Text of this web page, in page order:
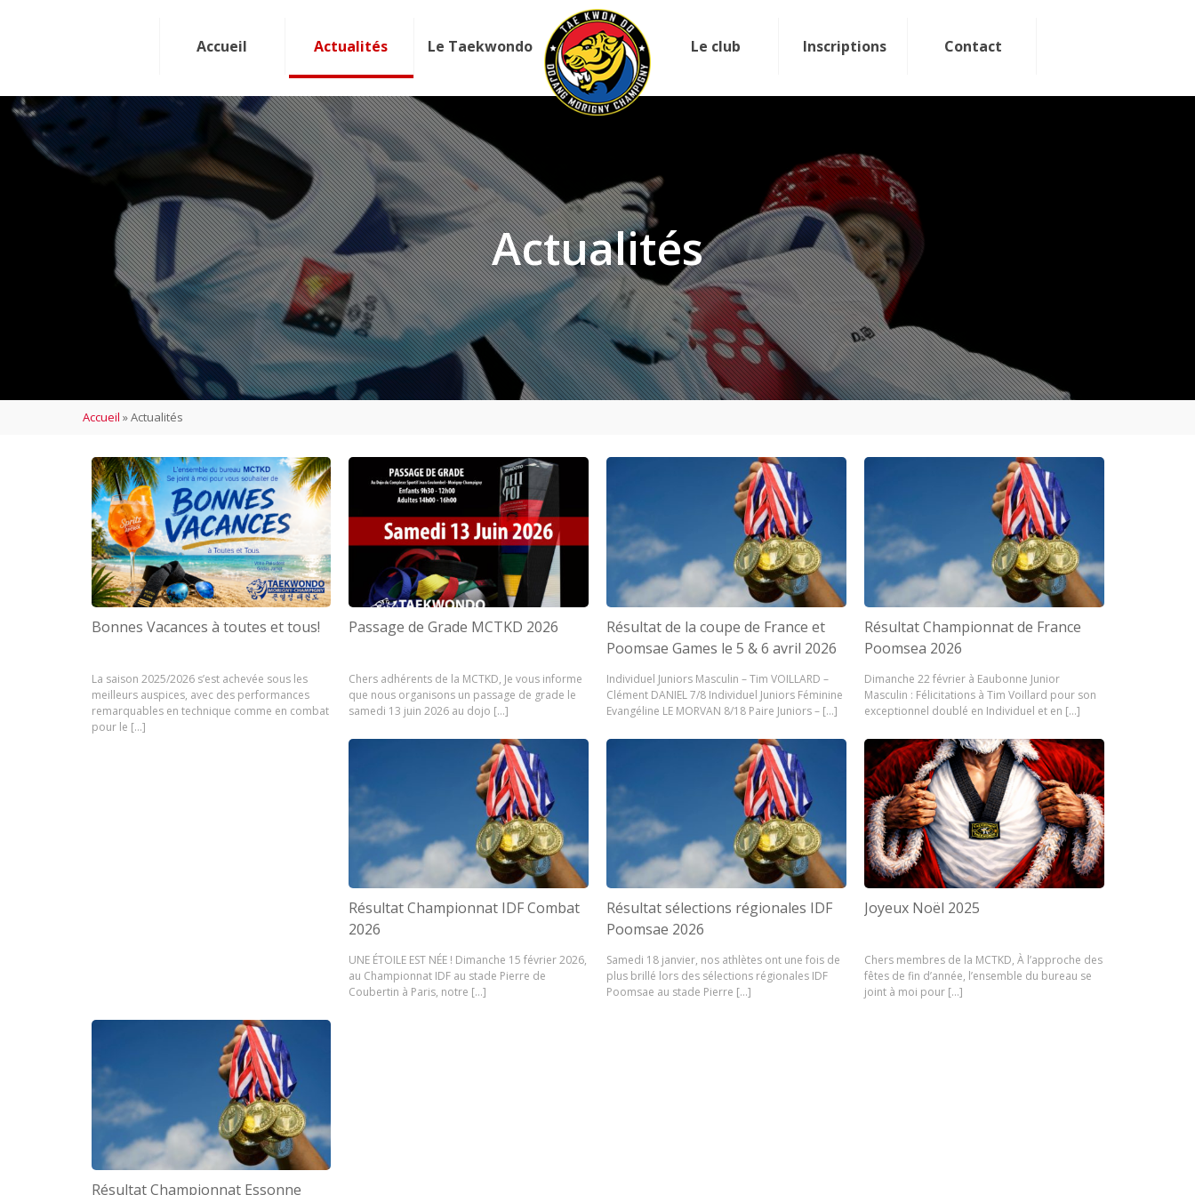
Accueil Actualités Le Taekwondo Le club Inscriptions Contact
Actualités
Accueil »Actualités
Bonnes Vacances à toutes et tous!
La saison 2025/2026 s’est achevée sous les
meilleurs auspices, avec des performances
remarquables en technique comme en combat
pour le […]
Passage de Grade MCTKD 2026
Chers adhérents de la MCTKD, Je vous informe
que nous organisons un passage de grade le
samedi 13 juin 2026 au dojo […]
Résultat de la coupe de France et
Poomsae Games le 5 & 6 avril 2026
Individuel Juniors Masculin – Tim VOILLARD –
Clément DANIEL 7/8 Individuel Juniors Féminine
Evangéline LE MORVAN 8/18 Paire Juniors – […]
Résultat Championnat de France
Poomsea 2026
Dimanche 22 février à Eaubonne Junior
Masculin : Félicitations à Tim Voillard pour son
exceptionnel doublé en Individuel et en […]
Résultat Championnat IDF Combat
2026
UNE ÉTOILE EST NÉE ! Dimanche 15 février 2026,
au Championnat IDF au stade Pierre de
Coubertin à Paris, notre […]
Résultat sélections régionales IDF
Poomsae 2026
Samedi 18 janvier, nos athlètes ont une fois de
plus brillé lors des sélections régionales IDF
Poomsae au stade Pierre […]
Joyeux Noël 2025
Chers membres de la MCTKD, À l’approche des
fêtes de fin d’année, l’ensemble du bureau se
joint à moi pour […]
Résultat Championnat Essonne